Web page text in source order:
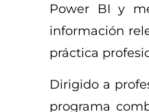
Power BI y
información
práctica
Dirigido a
programa